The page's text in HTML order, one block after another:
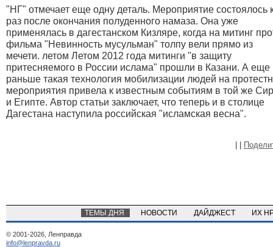
"НГ" отмечает еще одну деталь. Мероприятие состоялось
раз после окончания полуденного намаза. Она уже
применялась в дагестанском Кизляре, когда на митинг
фильма "Невинность мусульман" толпу вели прямо из
мечети. летом Летом 2012 года митинги "в защиту
притесняемого в России ислама" прошли в Казани. А еще
раньше такая технология мобилизации людей на
мероприятия привела к известным событиям в той же
и Египте. Автор статьи заключает, что теперь и в столице
Дагестана наступила российская "исламская весна".
ТЕМЫ ДНЯ НОВОСТИ ДАЙДЖЕСТ ИХ
© 2001-2026, Ленправда
info@lenpravda.ru